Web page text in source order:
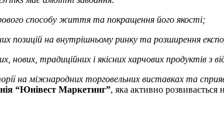
способу життя та покращення його якості;
позицій на внутрішньому ринку та розширення
нових, традиційних і якісних харчових продуктів з
на міжнародних торговельних виставках та
“Юнівест Маркетинг”, яка активно